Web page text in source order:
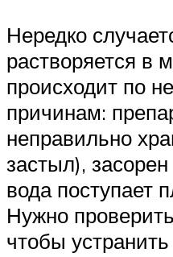
Нередко
растворяется в
происходит по
причинам:
неправильно
застыл), засорен
вода поступает
Нужно
чтобы